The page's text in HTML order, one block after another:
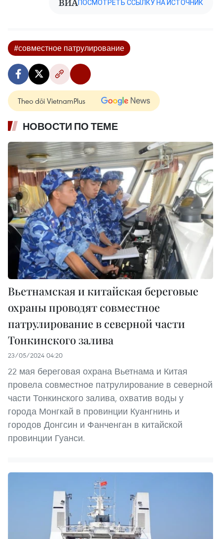
ВИАПОСМОТРЕТЬ ССЫЛКУ НА ИСТОЧНИК
#совместное патрулирование
Theo dõi VietnamPlus
НОВОСТИ ПО ТЕМЕ
Вьетнамская и китайская береговые
охраны проводят совместное
патрулирование в северной части
Тонкинского залива
23/05/2024 04:20
22 мая береговая охрана Вьетнама и Китая
провела совместное патрулирование в северной
части Тонкинского залива, охватив воды у
города Монгкай в провинции Куангнинь и
городов Донгсин и Фанченган в китайской
провинции Гуанси.